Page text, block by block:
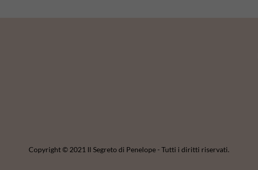
Copyright © 2021 Il Segreto di Penelope - Tutti i diritti riservati.